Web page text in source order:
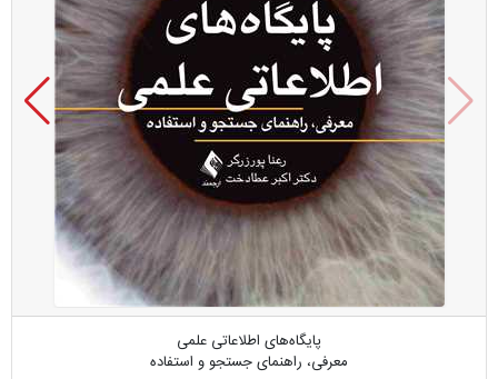
پایگاه‌های اطلاعاتی علمی
معرفی، راهنمای جستجو و استفاده